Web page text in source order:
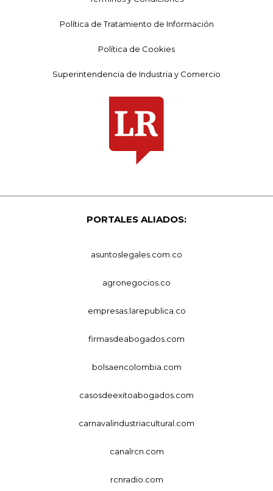
Política de Tratamiento de Información
Política de Cookies
Superintendencia de Industria y Comercio
PORTALES ALIADOS:
asuntoslegales.com.co
agronegocios.co
empresas.larepublica.co
firmasdeabogados.com
bolsaencolombia.com
casosdeexitoabogados.com
carnavalindustriacultural.com
canalrcn.com
rcnradio.com